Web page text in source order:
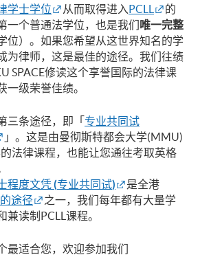
学士学位 从而取得进入PCLL
的
一个普通法学位，也是我们唯一完整
位）。如果您希望从这世界知名的学
为律师，这是最佳的途径。我们往绩
SPACE修读这个享誉国际的法律课
一级荣誉佳绩。
三条途径，即「 专业共同试
」。这是由曼彻斯特都会大学(MMU)
法律课程，也能让您通往考取英格
程度文凭(专业共同试)
是全港
途径
之一，我们每年都有大量学
读制PCLL课程。
最适合您，欢迎参加我们